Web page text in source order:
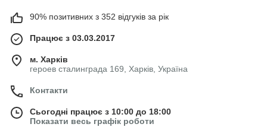
90% позитивних з 352 відгуків за рік
Працює з 03.03.2017
м. Харків
героев сталинграда 169, Харків, Україна
Контакти
Сьогодні працює з 10:00 до 18:00
Показати весь графік роботи